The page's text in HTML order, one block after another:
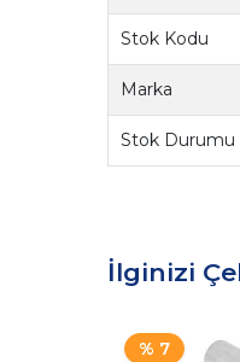
Stok Kodu
Marka
Stok Durumu
İlginizi
% 7